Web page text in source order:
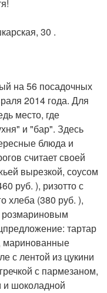
30 .
на 56 посадочных
2014 года. Для
место, где
и "бар". Здесь
блюда и
считает своей
вырезкой, соусом
руб. ), ризотто с
хлеба (380 руб. ),
розмариновым
тартар
маринованные
с лентой из цукини
с пармезаном,
и шоколадной